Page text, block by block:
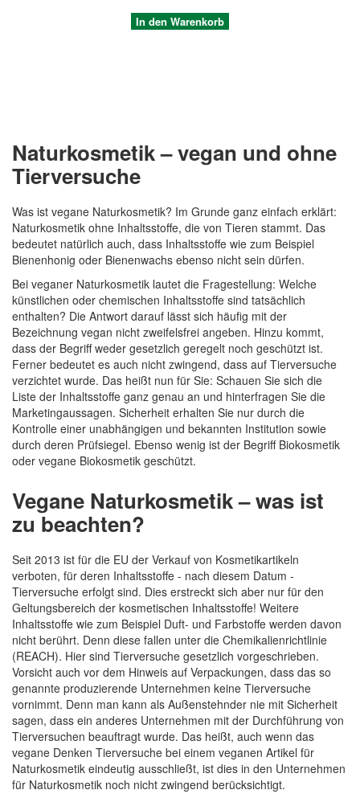
Quickview
In den Warenkorb
Naturkosmetik – vegan und ohne
Tierversuche
Was ist vegane Naturkosmetik? Im Grunde ganz einfach erklärt:
Naturkosmetik ohne Inhaltsstoffe, die von Tieren stammt. Das
bedeutet natürlich auch, dass Inhaltsstoffe wie zum Beispiel
Bienenhonig oder Bienenwachs ebenso nicht sein dürfen.
Bei veganer Naturkosmetik lautet die Fragestellung: Welche
künstlichen oder chemischen Inhaltsstoffe sind tatsächlich
enthalten? Die Antwort darauf lässt sich häufig mit der
Bezeichnung vegan nicht zweifelsfrei angeben. Hinzu kommt,
dass der Begriff weder gesetzlich geregelt noch geschützt ist.
Ferner bedeutet es auch nicht zwingend, dass auf Tierversuche
verzichtet wurde. Das heißt nun für Sie: Schauen Sie sich die
Liste der Inhaltsstoffe ganz genau an und hinterfragen Sie die
Marketingaussagen. Sicherheit erhalten Sie nur durch die
Kontrolle einer unabhängigen und bekannten Institution sowie
durch deren Prüfsiegel. Ebenso wenig ist der Begriff Biokosmetik
oder vegane Biokosmetik geschützt.
Vegane Naturkosmetik – was ist
zu beachten?
Seit 2013 ist für die EU der Verkauf von Kosmetikartikeln
verboten, für deren Inhaltsstoffe - nach diesem Datum -
Tierversuche erfolgt sind. Dies erstreckt sich aber nur für den
Geltungsbereich der kosmetischen Inhaltsstoffe! Weitere
Inhaltsstoffe wie zum Beispiel Duft- und Farbstoffe werden davon
nicht berührt. Denn diese fallen unter die Chemikalienrichtlinie
(REACH). Hier sind Tierversuche gesetzlich vorgeschrieben.
Vorsicht auch vor dem Hinweis auf Verpackungen, dass das so
genannte produzierende Unternehmen keine Tierversuche
vornimmt. Denn man kann als Außenstehnder nie mit Sicherheit
sagen, dass ein anderes Unternehmen mit der Durchführung von
Tierversuchen beauftragt wurde. Das heißt, auch wenn das
vegane Denken Tierversuche bei einem veganen Artikel für
Naturkosmetik eindeutig ausschließt, ist dies in den Unternehmen
für Naturkosmetik noch nicht zwingend berücksichtigt.